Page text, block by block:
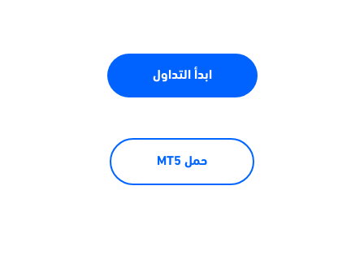
ابدأ التداول
حمل MT5